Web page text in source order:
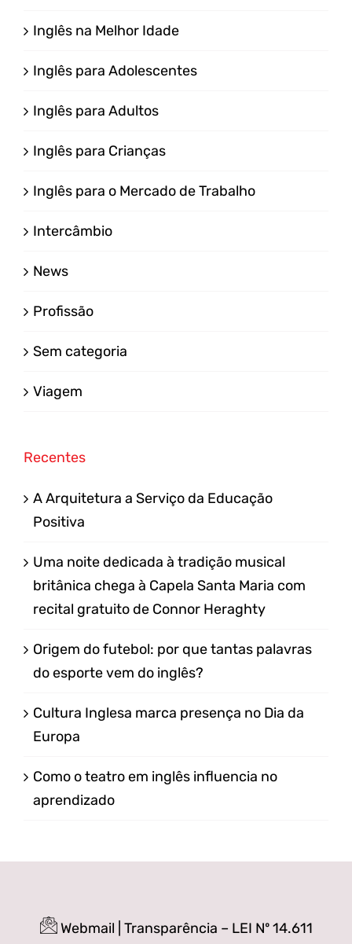
Inglês na Melhor Idade
Inglês para Adolescentes
Inglês para Adultos
Inglês para Crianças
Inglês para o Mercado de Trabalho
Intercâmbio
News
Profissão
Sem categoria
Viagem
Recentes
A Arquitetura a Serviço da Educação
Positiva
Uma noite dedicada à tradição musical
britânica chega à Capela Santa Maria com
recital gratuito de Connor Heraghty
Origem do futebol: por que tantas palavras
do esporte vem do inglês?
Cultura Inglesa marca presença no Dia da
Europa
Como o teatro em inglês influencia no
aprendizado
Webmail Transparência – LEI Nº 14.611